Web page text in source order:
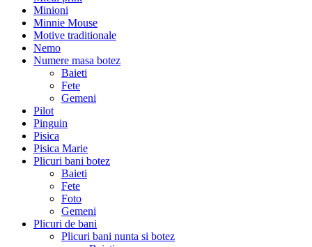
Minioni
Minnie Mouse
Motive traditionale
Nemo
Numere masa botez
Baieti
Fete
Gemeni
Pilot
Pinguin
Pisica
Pisica Marie
Plicuri bani botez
Baieti
Fete
Foto
Gemeni
Plicuri de bani
Plicuri bani nunta si botez